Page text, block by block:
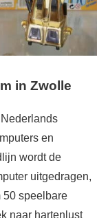
in Zwolle
en
wordt de
uitgedragen,
50 speelbare
naar hartenlust